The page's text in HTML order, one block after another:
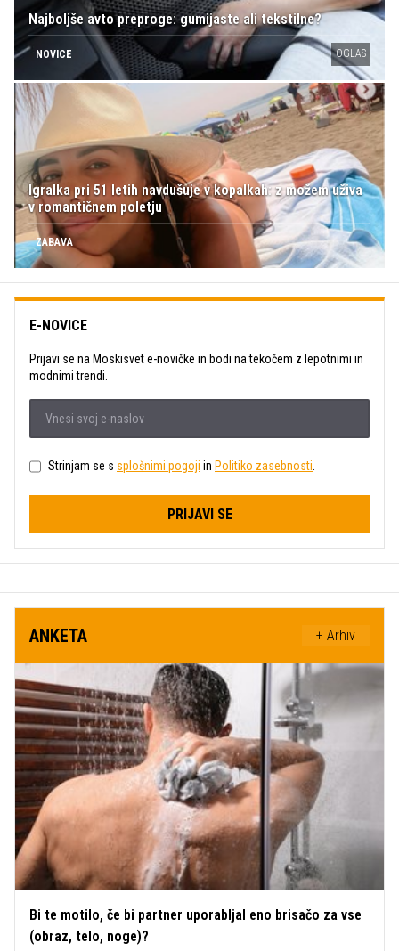
Najboljše avto preproge: gumijaste ali tekstilne?
NOVICE OGLAS
Igralka pri 51 letih navdušuje v kopalkah: z možem uživa
v romantičnem poletju
ZABAVA
E-NOVICE
Prijavi se na Moskisvet e-novičke in bodi na tekočem z lepotnimi in
modnimi trendi.
Strinjam se s splošnimi pogoji in Politiko zasebnosti.
PRIJAVI SE
ANKETA + Arhiv
Bi te motilo, če bi partner uporabljal eno brisačo za vse
(obraz, telo, noge)?